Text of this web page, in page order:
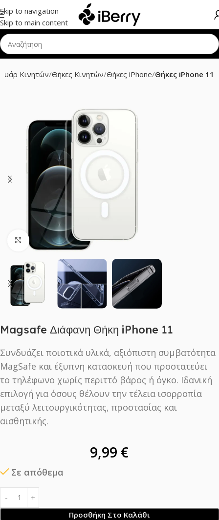
Skip to navigation
Skip to main content
Κινητών Θήκες Κινητών Θήκες iPhone Θήκες iPhone 11
Click to enlarge
Magsafe Διάφανη Θήκη iPhone 11
Συνδυάζει ποιοτικά υλικά, αξιόπιστη συμβατότητα
MagSafe και έξυπνη κατασκευή που προστατεύει
το τηλέφωνο χωρίς περιττό βάρος ή όγκο. Ιδανική
επιλογή για όσους θέλουν την τέλεια ισορροπία
μεταξύ λειτουργικότητας, προστασίας και
αισθητικής.
9,99 €
Σε απόθεμα
Προσθήκη Στο Καλάθι